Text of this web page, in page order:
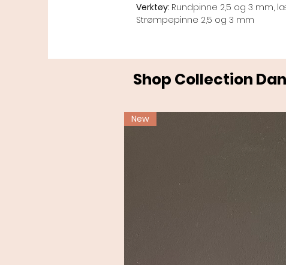
Verktøy: Rundpinne 2,5 og 3 mm,
Strømpepinne 2,5 og 3 mm
Shop Collection
New